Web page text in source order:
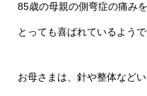
85歳の母親の側弯症の痛み
とっても喜ばれているようで
お母さまは、針や整体など